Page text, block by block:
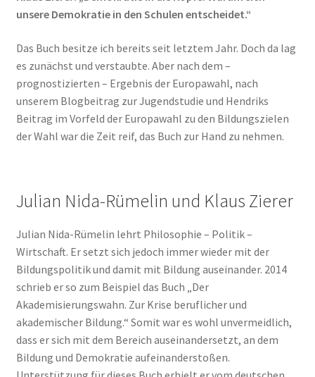
unsere Demokratie in den Schulen entscheidet.“
Das Buch besitze ich bereits seit letztem Jahr. Doch da lag
es zunächst und verstaubte. Aber nach dem –
prognostizierten – Ergebnis der Europawahl, nach
unserem Blogbeitrag zur Jugendstudie und Hendriks
Beitrag im Vorfeld der Europawahl zu den Bildungszielen
der Wahl war die Zeit reif, das Buch zur Hand zu nehmen.
Julian Nida-Rümelin und Klaus Zierer
Julian Nida-Rümelin lehrt Philosophie – Politik –
Wirtschaft. Er setzt sich jedoch immer wieder mit der
Bildungspolitik und damit mit Bildung auseinander. 2014
schrieb er so zum Beispiel das Buch „Der
Akademisierungswahn. Zur Krise beruflicher und
akademischer Bildung.“ Somit war es wohl unvermeidlich,
dass er sich mit dem Bereich auseinandersetzt, an dem
Bildung und Demokratie aufeinanderstoßen.